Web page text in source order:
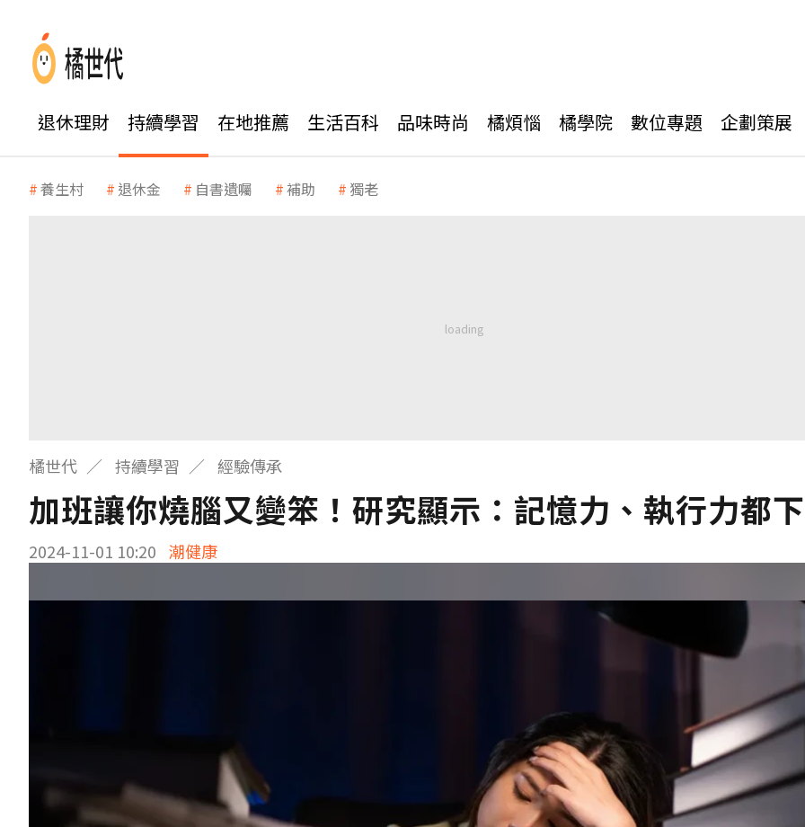
退休理財 持續學習 在地推薦 生活百科 品味時尚 橘煩惱 橘學院 數位專題 企劃策展
養生村 退休金 自書遺囑 補助 獨老
橘世代 持續學習 經驗傳承
加班讓你燒腦又變笨！研究顯示：記憶力、執行力都
2024-11-01 10:20 潮健康